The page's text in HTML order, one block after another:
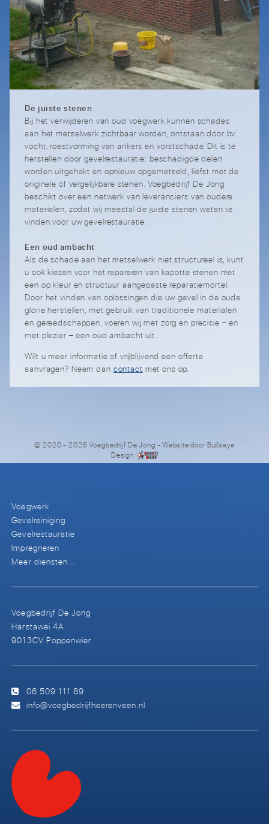
De juiste stenen
Bij het verwijderen van oud voegwerk kunnen schades
aan het metselwerk zichtbaar worden, ontstaan door bv.
vocht, roestvorming van ankers en vorstschade. Dit is te
herstellen door gevelrestauratie: beschadigde delen
worden uitgehakt en opnieuw opgemetseld, liefst met de
originele of vergelijkbare stenen. Voegbedrijf De Jong
beschikt over een netwerk van leveranciers van oudere
materialen, zodat wij meestal de juiste stenen weten te
vinden voor uw gevelrestauratie.
Een oud ambacht
Als de schade aan het metselwerk niet structureel is, kunt
u ook kiezen voor het repareren van kapotte stenen met
een op kleur en structuur aangepaste reparatiemortel.
Door het vinden van oplossingen die uw gevel in de oude
glorie herstellen, met gebruik van traditionele materialen
en gereedschappen, voeren wij met zorg en precisie – en
met plezier – een oud ambacht uit.
Wilt u meer informatie of vrijblijvend een offerte
aanvragen? Neem dan contact met ons op.
© 2020 - 2026 Voegbedrijf De Jong - Website doorBullseye
Design
Voegwerk
Gevelreiniging
Gevelrestauratie
Impregneren
Meer diensten...
Voegbedrijf De Jong
Harstawei 4A
9013CV Poppenwier
06 509 111 89
info@voegbedrijfheerenveen.nl